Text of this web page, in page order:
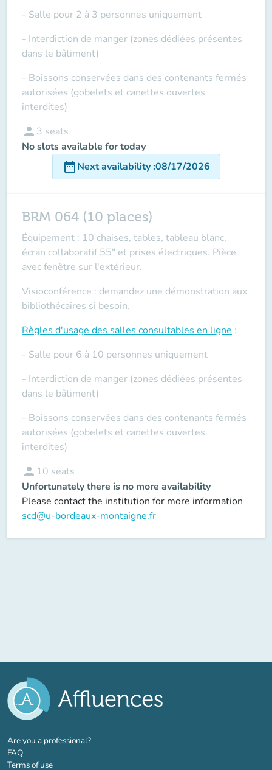
- Salle pour 2 à 3 personnes uniquement
- Interdiction de manger (zones dédiées présentes
dans le bâtiment)
- Boissons conservées dans des contenants fermés
autorisées (gobelets et canettes ouvertes
interdites)
person 3 seats
No slots available for today
date_rangeNext availability:08/17/2026
BRM 064 (10 places)
Équipement : 10 chaises, tables, tableau blanc,
écran collaboratif 55" et prises électriques. Pièce
avec fenêtre sur l'extérieur.
Visioconférence : demandez une démonstration aux
bibliothécaires si besoin.
Règles d'usage des salles consultables en ligne :
- Salle pour 6 à 10 personnes uniquement
- Interdiction de manger (zones dédiées présentes
dans le bâtiment)
- Boissons conservées dans des contenants fermés
autorisées (gobelets et canettes ouvertes
interdites)
person 10 seats
Unfortunately there is no more availability
Please contact the institution for more information
scd@u-bordeaux-montaigne.fr
Are you a professional?(new tab)
FAQ
Terms of use